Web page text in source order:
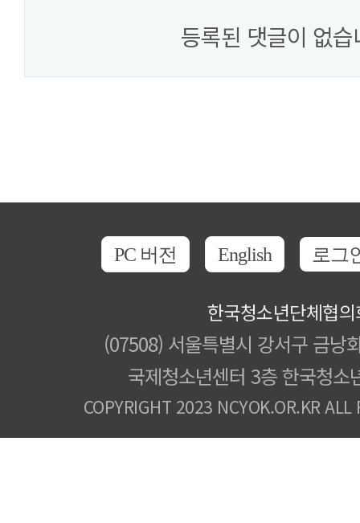
등록된 댓글이 없습
PC 버전 English 로그
한국청소년단체협
(07508) 서울특별시 강서구 금낭
국제청소년센터 3층 한국청소
COPYRIGHT 2023 NCYOK.OR.KR ALL